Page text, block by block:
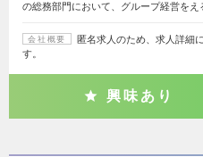
の総務部門において、グループ経営をえ
会社概要
匿名求人のため、求人詳細
す。
興味あり